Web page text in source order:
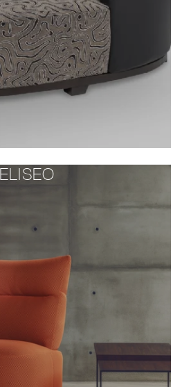
ELISEO